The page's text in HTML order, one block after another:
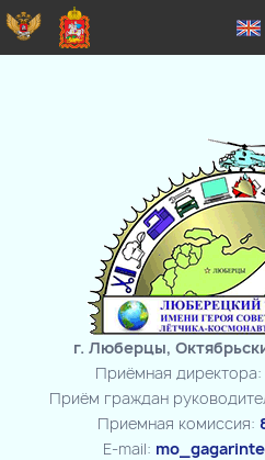
г. Люберцы,
Приёмная директора:
Приём граждан
Приемная комиссия:
E-mail: